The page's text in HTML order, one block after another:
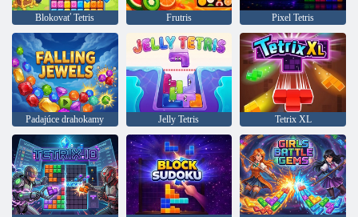
Blokovať Tetris Frutris Pixel Tetris
Padajúce drahokamy Jelly Tetris Tetrix XL